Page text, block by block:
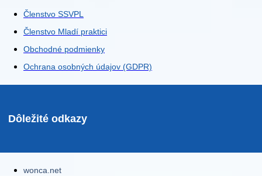
Členstvo SSVPL
Členstvo Mladí praktici
Obchodné podmienky
Ochrana osobných údajov (GDPR)
Dôležité odkazy
wonca.net